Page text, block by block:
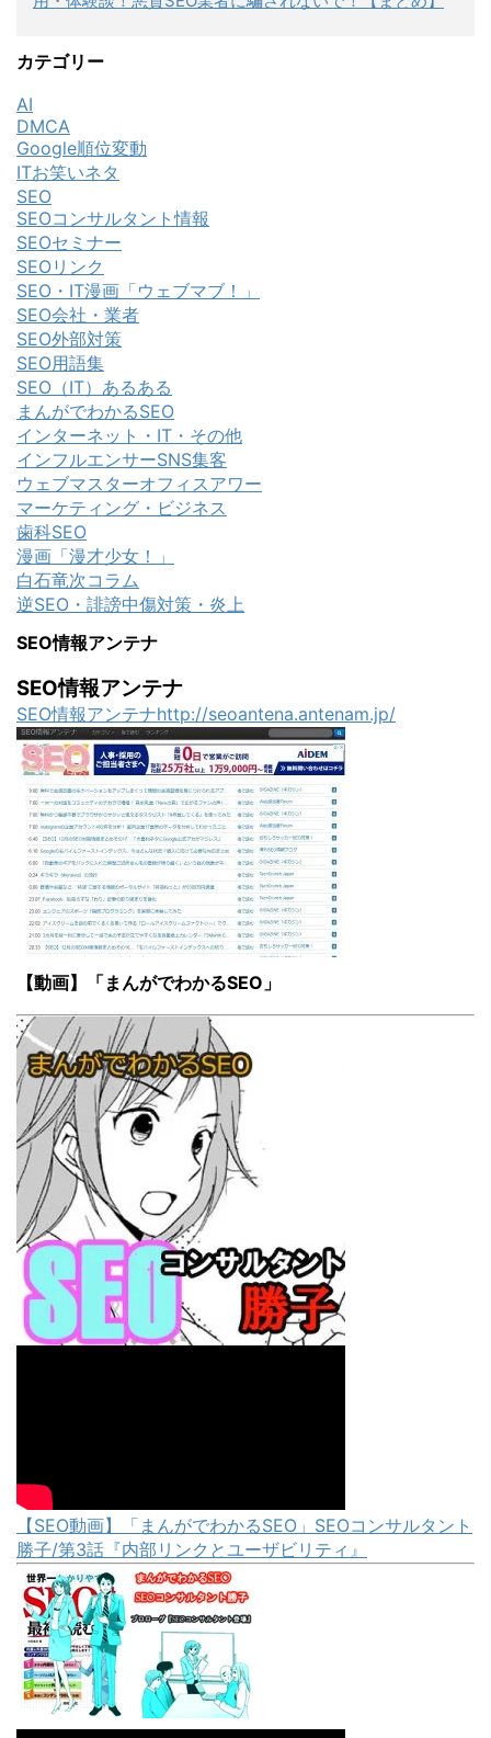
カテゴリー
AI
DMCA
Google順位変動
ITお笑いネタ
SEO
SEOコンサルタント情報
SEOセミナー
SEOリンク
SEO・IT漫画「ウェブマブ！」
SEO会社・業者
SEO外部対策
SEO用語集
SEO（IT）あるある
まんがでわかるSEO
インターネット・IT・その他
インフルエンサーSNS集客
ウェブマスターオフィスアワー
マーケティング・ビジネス
歯科SEO
漫画「漫才少女！」
白石竜次コラム
逆SEO・誹謗中傷対策・炎上
SEO情報アンテナ
SEO情報アンテナ
SEO情報アンテナhttp://seoantena.antenam.jp/
【動画】「まんがでわかるSEO」
【SEO動画】「まんがでわかるSEO」SEOコンサルタント
勝子/第3話『内部リンクとユーザビリティ』